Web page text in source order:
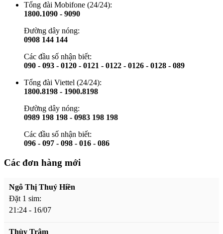
Tổng đài Mobifone (24/24):
1800.1090 - 9090
Đường dây nóng:
0908 144 144
Các đầu số nhận biết:
090 - 093 - 0120 - 0121 - 0122 - 0126 - 0128 - 089
Tổng đài Viettel (24/24):
1800.8198 - 1900.8198
Đường dây nóng:
0989 198 198 - 0983 198 198
Các đầu số nhận biết:
096 - 097 - 098 - 016 - 086
Các đơn hàng mới
Ngô Thị Thuý Hiền
Đặt 1 sim:
21:24 - 16/07
Thùy Trâm